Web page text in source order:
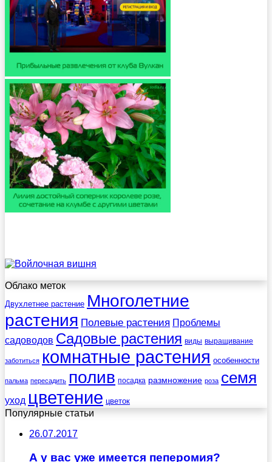
Облако меток
Двухлетнее растение Многолетние
растения Полевые растения Проблемы
садоводов Садовые растения виды выращивание
заботиться комнатные растения особенности
пальма пересадить полив посадка размножение роза семя
уход цветение цветок
Популярные статьи
26.07.2017
А у вас уже имеется пеперомия?